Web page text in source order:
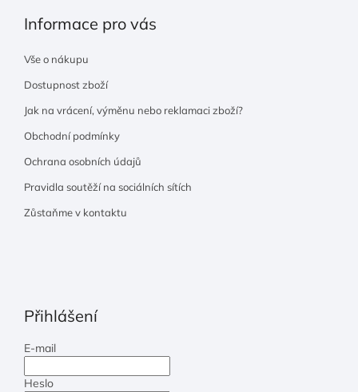
Informace pro vás
Vše o nákupu
Dostupnost zboží
Jak na vrácení, výměnu nebo reklamaci zboží?
Obchodní podmínky
Ochrana osobních údajů
Pravidla soutěží na sociálních sítích
Zůstaňme v kontaktu
Přihlášení
E-mail
Heslo